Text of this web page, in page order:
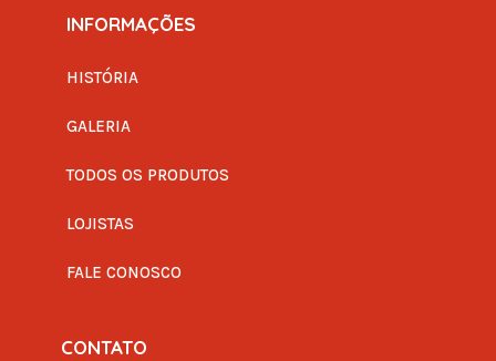
INFORMAÇÕES
HISTÓRIA
GALERIA
TODOS OS PRODUTOS
LOJISTAS
FALE CONOSCO
CONTATO